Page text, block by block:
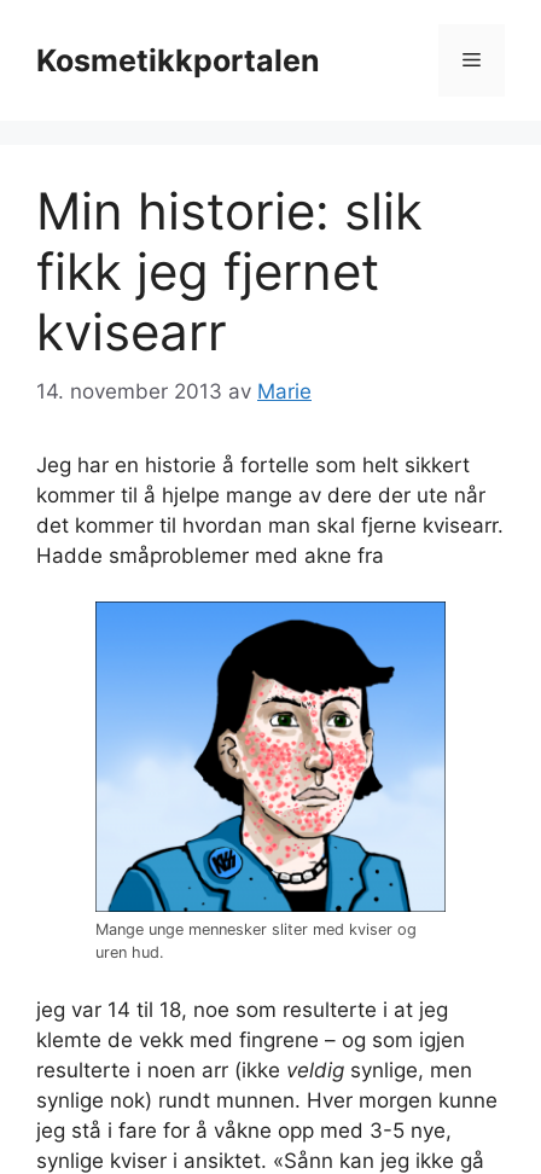
innholdKosmetikkportalen Meny
Min historie: slik
fikk jeg fjernet
kvisearr
14. november 2013 av Marie
Jeg har en historie å fortelle som helt sikkert
kommer til å hjelpe mange av dere der ute når
det kommer til hvordan man skal fjerne kvisearr.
Hadde småproblemer med akne fra
Mange unge mennesker sliter med kviser og
uren hud.
jeg var 14 til 18, noe som resulterte i at jeg
klemte de vekk med fingrene – og som igjen
resulterte i noen arr (ikke veldig synlige, men
synlige nok) rundt munnen. Hver morgen kunne
jeg stå i fare for å våkne opp med 3-5 nye,
synlige kviser i ansiktet. «Sånn kan jeg ikke gå